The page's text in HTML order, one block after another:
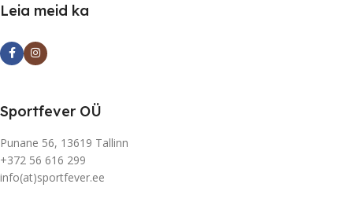
Leia meid ka
Sportfever OÜ
Punane 56, 13619 Tallinn
+372 56 616 299
info(at)sportfever.ee